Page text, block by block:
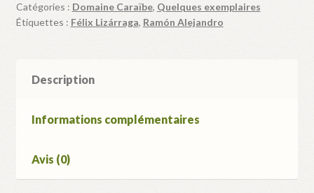
de
Arcimboldo
Catégories : Domaine Caraïbe, Quelques exemplaires
Étiquettes : Félix Lizárraga, Ramón Alejandro
Description
Informations complémentaires
Avis (0)